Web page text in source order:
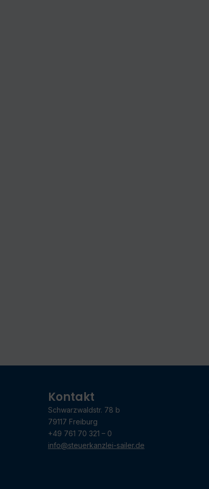
Kontakt
Schwarzwaldstr. 78 b
79117 Freiburg
+49 761 70 321 – 0
info@steuerkanzlei-sailer.de